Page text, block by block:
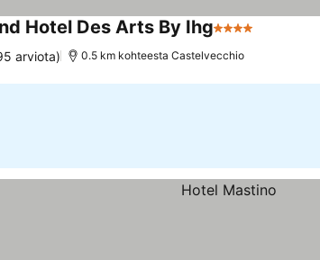
Hotel Des Arts By Ihg4 Tähtiluokitus
arviota) 0.5 km kohteesta Castelvecchio